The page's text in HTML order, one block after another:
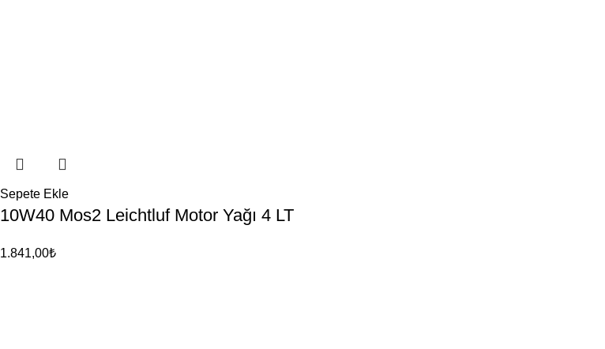
Sepete Ekle
10W40 Mos2 Leichtluf Motor Yağı 4 LT
1.841,00₺